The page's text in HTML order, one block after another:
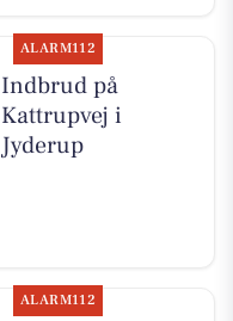
ALARM112
Indbrud på
Kattrupvej i
Jyderup
ALARM112